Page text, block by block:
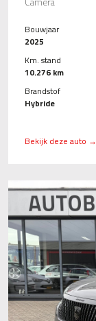
Bouwjaar
2025
Km. stand
10.276 km
Brandstof
Hybride
Bekijk deze auto →